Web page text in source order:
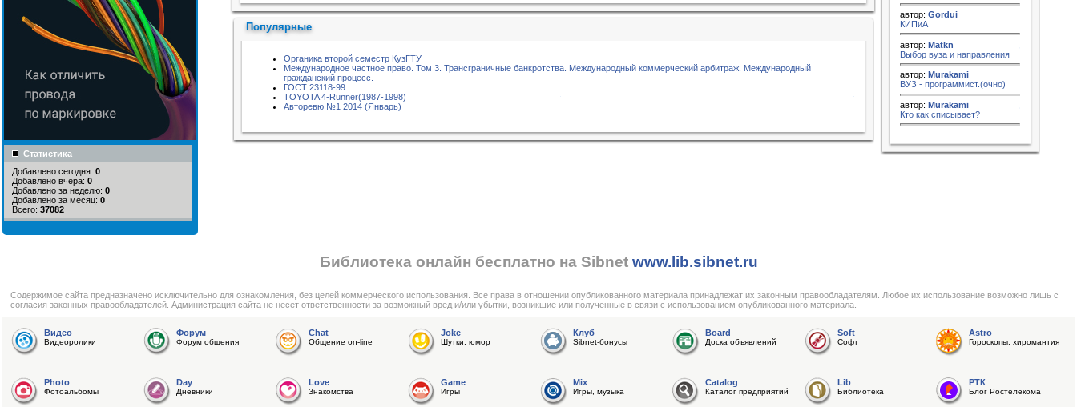
Статистика
Добавлено сегодня: 0
Добавлено вчера: 0
Добавлено за неделю: 0
Добавлено за месяц: 0
Всего: 37082
Популярные
Органика второй семестр КузГТУ
Международное частное право. Том 3. Трансграничные банкротства. Международный коммерческий арбитраж. Международный
гражданский процесс.
ГОСТ 23118-99
TOYOTA 4-Runner(1987-1998)
Авторевю №1 2014 (Январь)
автор: Gordui
КИПиА
автор: Matkn
Выбор вуза и направления
автор: Murakami
ВУЗ - программист.(очно)
автор: Murakami
Кто как списывает?
Библиотека онлайн бесплатно на Sibnet www.lib.sibnet.ru
Cодержимое сайта предназначено исключительно для ознакомления, без целей коммерческого использования. Все права в отношении опубликованного материала принадлежат их законным правообладателям. Любое их использование возможно лишь с
согласия законных правообладателей. Администрация сайта не несет ответственности за возможный вред и/или убытки, возникшие или полученные в связи с использованием опубликованного материала.
Видео
Видеоролики
Форум
Форум общения
Chat
Общение on-line
Joke
Шутки, юмор
Клуб
Sibnet-бонусы
Board
Доска объявлений
Soft
Софт
Astro
Гороскопы, хиромантия
Photo
Фотоальбомы
Day
Дневники
Love
Знакомства
Game
Игры
Mix
Игры, музыка
Catalog
Каталог предприятий
Lib
Библиотека
РТК
Блог Ростелекома